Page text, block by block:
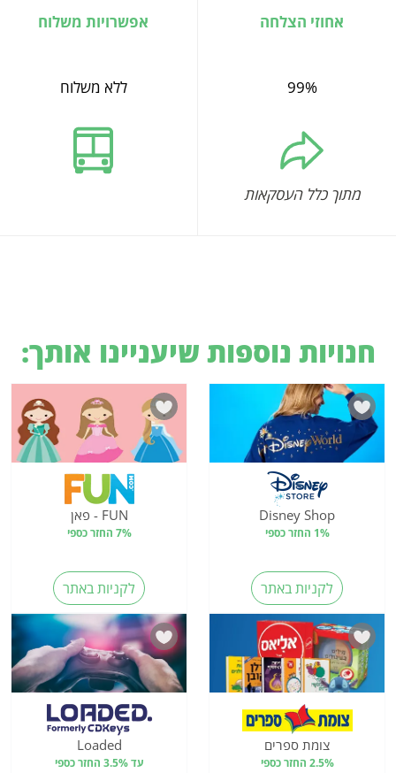
אחוזי הצלחה
99%
מתוך כלל העסקאות
אפשרויות משלוח
ללא משלוח
חנויות נוספות שיעניינו אותך:
Disney Shop
1% החזר כספי
לקניות באתר
FUN - פאן
7% החזר כספי
לקניות באתר
צומת ספרים
2.5% החזר כספי
Loaded
עד 3.5% החזר כספי